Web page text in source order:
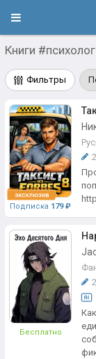
Книги
Фильтры
Подписка 179 ₽
Бесплатно